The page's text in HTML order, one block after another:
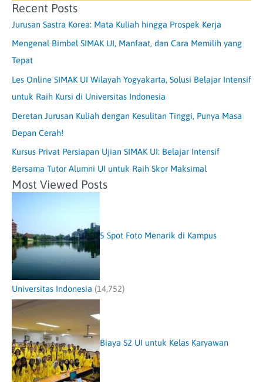
Recent Posts
Jurusan Sastra Korea: Mata Kuliah hingga Prospek Kerja
Mengenal Bimbel SIMAK UI, Manfaat, dan Cara Memilih yang
Tepat
Les Online SIMAK UI Wilayah Yogyakarta, Solusi Belajar Intensif
untuk Raih Kursi di Universitas Indonesia
Deretan Jurusan Kuliah dengan Kesulitan Tinggi, Punya Masa
Depan Cerah!
Kursus Privat Persiapan Ujian SIMAK UI: Belajar Intensif
Bersama Tutor Alumni UI untuk Raih Skor Maksimal
Most Viewed Posts
5 Spot Foto Menarik di Kampus
Universitas Indonesia (14,752)
Biaya S2 UI untuk Kelas Karyawan